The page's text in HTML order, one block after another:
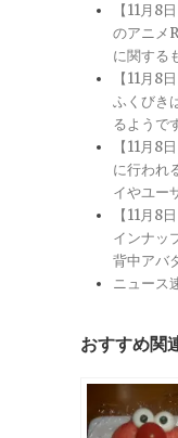
【11月8
のアニメ
に関する
【11月8
ふくびき
るようで
【11月8
に行われ
イやユー
【11月8
インナッ
背中アバ
ニュース
おすすめ関